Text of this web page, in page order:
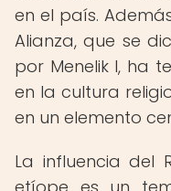
en el país.
Alianza, que se
por Menelik I, ha
en la cultura
en un elemento
La influencia del